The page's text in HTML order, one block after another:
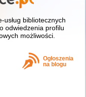
usług bibliotecznych
odwiedzenia profilu
możliwości.
Ogłoszenia
na blogu